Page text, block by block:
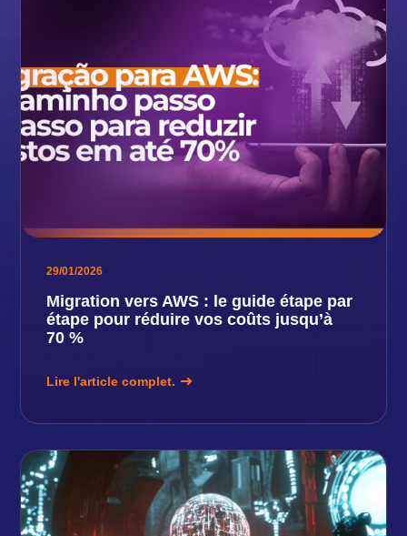
29/01/2026
Migration vers AWS : le guide étape par
étape pour réduire vos coûts jusqu’à
70 %
Lire l'article complet.